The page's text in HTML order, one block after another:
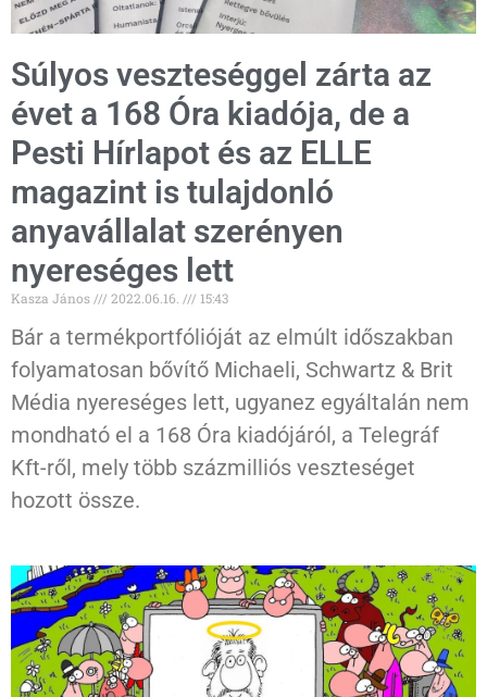
Súlyos veszteséggel zárta az
évet a 168 Óra kiadója, de a
Pesti Hírlapot és az ELLE
magazint is tulajdonló
anyavállalat szerényen
nyereséges lett
Kasza János 2022.06.16. 15:43
Bár a termékportfólióját az elmúlt időszakban
folyamatosan bővítő Michaeli, Schwartz & Brit
Média nyereséges lett, ugyanez egyáltalán nem
mondható el a 168 Óra kiadójáról, a Telegráf
Kft-ről, mely több százmilliós veszteséget
hozott össze.